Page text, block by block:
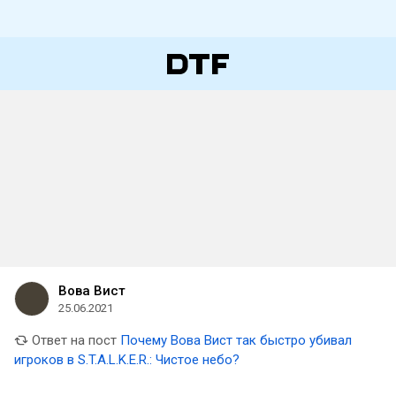
Вова Вист
25.06.2021
Ответ на пост Почему Вова Вист так быстро убивал
игроков в S.T.A.L.K.E.R.: Чистое небо?